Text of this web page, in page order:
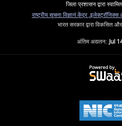
जिला प्रशासन द्वारा
राष्ट्रीय सूचना विज्ञानं केंद्र ,इलेक्ट्रॉनिक्स
भारत सरकार द्वारा विकसित
अंतिम अद्यतन:Jul